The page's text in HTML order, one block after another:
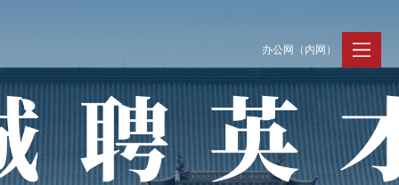
办公网（内网）
聚贤纳才 走进浙大 人才动态